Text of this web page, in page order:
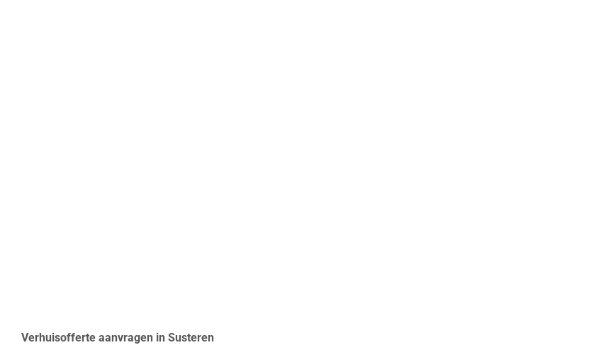
Verhuisofferte aanvragen in Susteren